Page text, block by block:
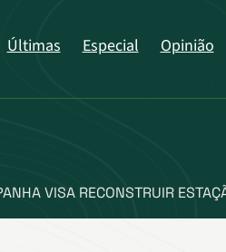
Últimas Especial Opinião
VISA RECONSTRUIR